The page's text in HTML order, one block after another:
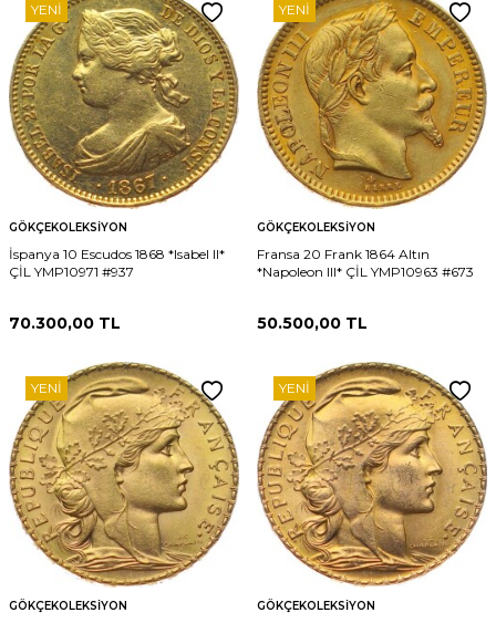
YENI
GÖKÇEKOLEKSIYON
İspanya 10 Escudos 1868 *Isabel II*
ÇİL YMP10971 #937
70.300,00 TL
YENI
GÖKÇEKOLEKSIYON
Fransa 20 Frank 1864 Altın
*Napoleon III* ÇİL YMP10963 #673
50.500,00 TL
YENI
GÖKÇEKOLEKSIYON
YENI
GÖKÇEKOLEKSIYON